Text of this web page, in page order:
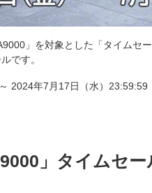
」を対象とした「タイムセ
です。
2024年7月17日（水）
」タイムセー